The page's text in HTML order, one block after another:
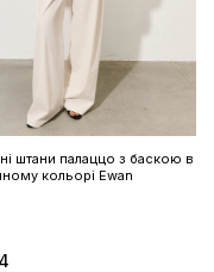
штани палаццо з баскою в
кольорі Ewan
4